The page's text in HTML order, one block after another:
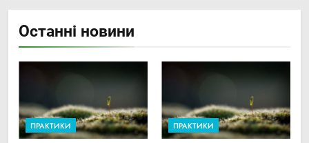
Останні новини
ПРАКТИКИ ПРАКТИКИ